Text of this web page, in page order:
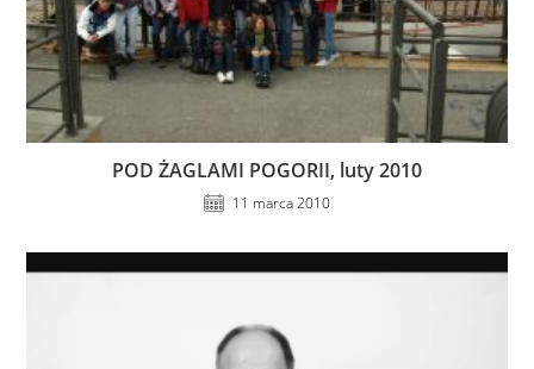
POD ŻAGLAMI POGORII, luty 2010
11 marca 2010